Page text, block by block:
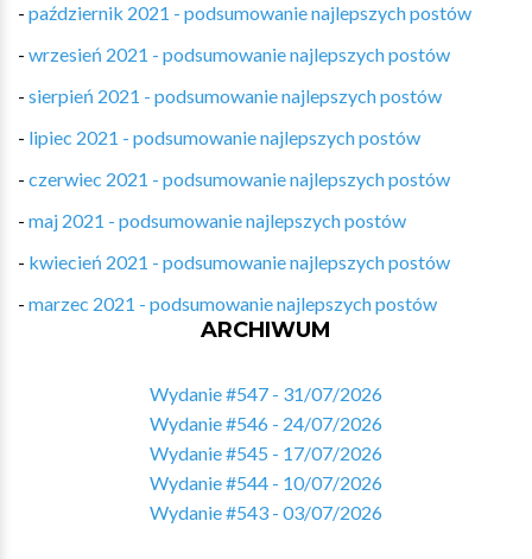
- październik 2021 - podsumowanie najlepszych postów
- wrzesień 2021 - podsumowanie najlepszych postów
- sierpień 2021 - podsumowanie najlepszych postów
- lipiec 2021 - podsumowanie najlepszych postów
- czerwiec 2021 - podsumowanie najlepszych postów
- maj 2021 - podsumowanie najlepszych postów
- kwiecień 2021 - podsumowanie najlepszych postów
- marzec 2021 - podsumowanie najlepszych postów
ARCHIWUM
Wydanie #547 - 31/07/2026
Wydanie #546 - 24/07/2026
Wydanie #545 - 17/07/2026
Wydanie #544 - 10/07/2026
Wydanie #543 - 03/07/2026